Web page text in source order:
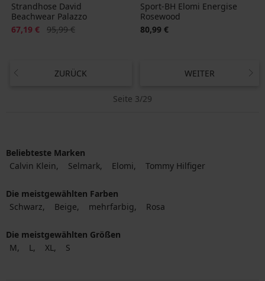
Strandhose David
Beachwear Palazzo
Rabatt
67,19 € Alter Preis
95,99 €
Sport-BH Elomi Energise
Rosewood
80,99 €
ZURÜCK WEITER
Seite 3/29
Beliebteste Marken
Calvin Klein
Selmark Elomi Tommy Hilfiger
Die meistgewählten Farben
Schwarz
Beige mehrfarbig Rosa
Die meistgewählten Größen
M
L XL S